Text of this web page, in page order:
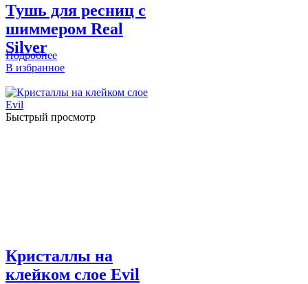
Тушь для ресниц с
шиммером Real
Silver
Подробнее
В избранное
Быстрый просмотр
Кристаллы на
клейком слое Evil